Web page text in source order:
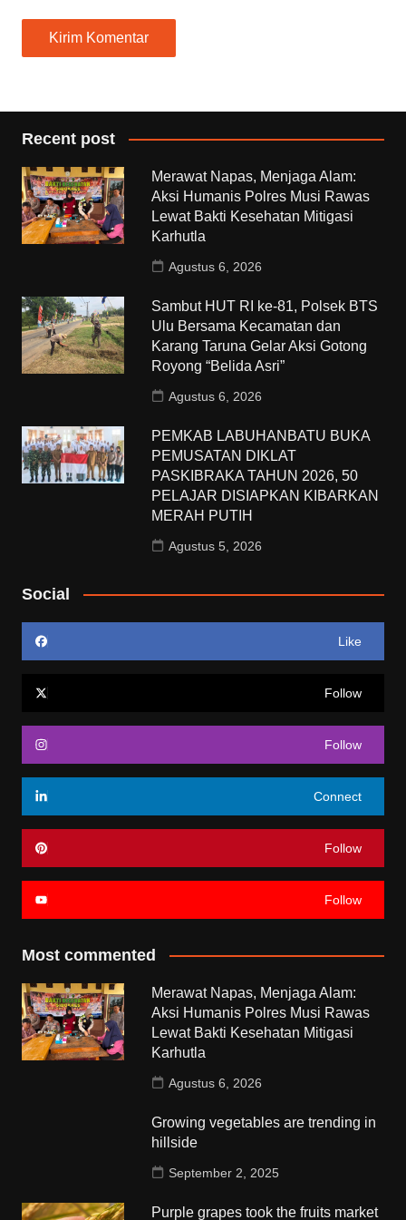
Recent post
Merawat Napas, Menjaga Alam:
Aksi Humanis Polres Musi Rawas
Lewat Bakti Kesehatan Mitigasi
Karhutla
Agustus 6, 2026
Sambut HUT RI ke-81, Polsek BTS
Ulu Bersama Kecamatan dan
Karang Taruna Gelar Aksi Gotong
Royong “Belida Asri”
Agustus 6, 2026
PEMKAB LABUHANBATU BUKA
PEMUSATAN DIKLAT
PASKIBRAKA TAHUN 2026, 50
PELAJAR DISIAPKAN KIBARKAN
MERAH PUTIH
Agustus 5, 2026
Social
Like
Follow
Follow
Connect
Follow
Follow
Most commented
Merawat Napas, Menjaga Alam:
Aksi Humanis Polres Musi Rawas
Lewat Bakti Kesehatan Mitigasi
Karhutla
Agustus 6, 2026
Growing vegetables are trending in
hillside
September 2, 2025
Purple grapes took the fruits market